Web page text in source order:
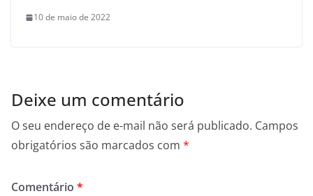
10 de maio de 2022
Deixe um comentário
O seu endereço de e-mail não será publicado. Campos
obrigatórios são marcados com *
Comentário *